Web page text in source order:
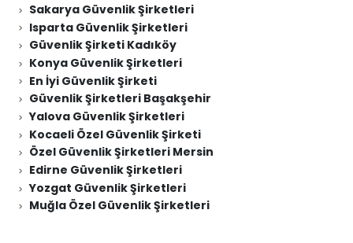
Sakarya Güvenlik Şirketleri
Isparta Güvenlik Şirketleri
Güvenlik Şirketi Kadıköy
Konya Güvenlik Şirketleri
En İyi Güvenlik Şirketi
Güvenlik Şirketleri Başakşehir
Yalova Güvenlik Şirketleri
Kocaeli Özel Güvenlik Şirketi
Özel Güvenlik Şirketleri Mersin
Edirne Güvenlik Şirketleri
Yozgat Güvenlik Şirketleri
Muğla Özel Güvenlik Şirketleri